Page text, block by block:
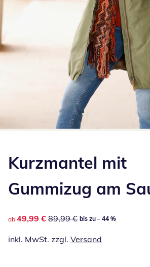
Kurzmantel mit
Gummizug am
reduzierter Preis 49,99 €, vorheriger
ab 49,99 € 89,99 € bis zu – 44 %
inkl. MwSt. zzgl. Versand